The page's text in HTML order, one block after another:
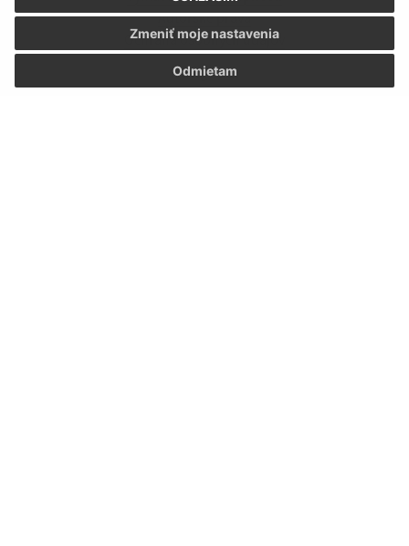
Odmietam
Zmeniť moje nastavenia
Autorské práva
Ochrana osobných údajov
Navigácia: